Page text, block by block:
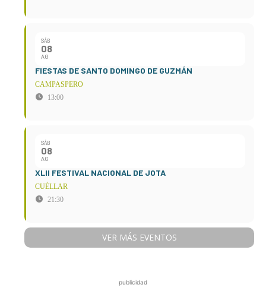
SÁB
08
AG
FIESTAS DE SANTO DOMINGO DE GUZMÁN
CAMPASPERO
13:00
SÁB
08
AG
XLII FESTIVAL NACIONAL DE JOTA
CUÉLLAR
21:30
VER MÁS EVENTOS
publicidad